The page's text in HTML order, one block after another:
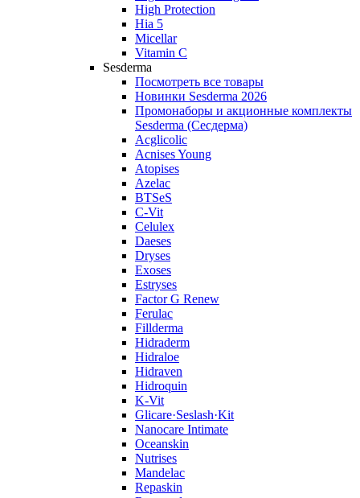
High Protection
Hia 5
Micellar
Vitamin C
Sesderma
Посмотреть все товары
Новинки Sesderma 2026
Промонаборы и акционные комплекты
Sesderma (Сесдерма)
Acglicolic
Acnises Young
Atopises
Azelac
BTSeS
C‑Vit
Celulex
Daeses
Dryses
Exoses
Estryses
Factor G Renew
Ferulac
Fillderma
Hidraderm
Hidraloe
Hidraven
Hidroquin
K-Vit
Glicare·Seslash·Kit
Nanocare Intimate
Oceanskin
Nutrises
Mandelac
Repaskin